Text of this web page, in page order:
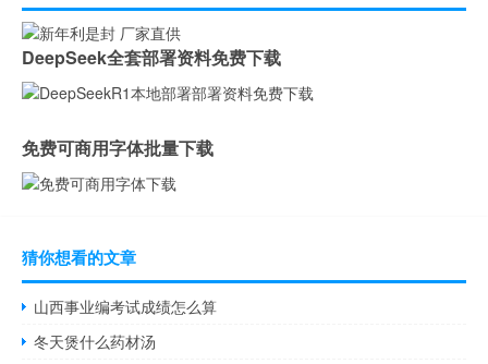
DeepSeek全套部署资料免费下载
免费可商用字体批量下载
猜你想看的文章
山西事业编考试成绩怎么算
冬天煲什么药材汤